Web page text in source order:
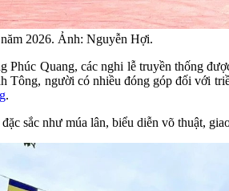
2026. Ảnh: Nguyễn Hợi.
Quang, các nghi lễ truyền thống
Tông, người có nhiều đóng góp đối với
.
sắc như múa lân, biểu diễn võ thuật,